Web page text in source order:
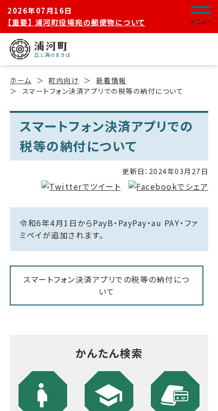
2026年07月16日
【重要】 浦河町役場宛の郵便物について
メニュー
ホーム 町内向け
新着情報
スマートフォン決済アプリでの税等の納付について
スマートフォン決済アプリでの
税等の納付について
更新日： 2024年03月27日
令和6年4月1日からPayB・PayPay・au PAY・ファ
ミペイが追加されます。
スマートフォン決済アプリでの税等の納付につ
いて
かんたん検索